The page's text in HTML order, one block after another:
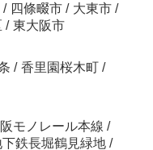
/ 四條畷市 / 大東市 /
/ 東大阪市
/ 香里園桜木町 /
モノレール本線 /
下鉄長堀鶴見緑地 /